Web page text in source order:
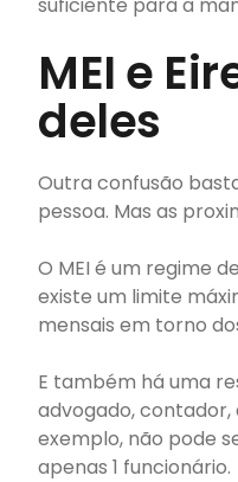
MEI e
deles
Outra confusão
pessoa. Mas as
O MEI é um regime
existe um limite
mensais em torno
E também há uma
advogado,
exemplo, não pode
apenas 1 funcionário.